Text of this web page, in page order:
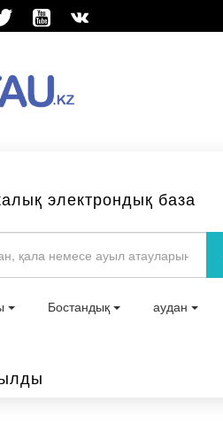
электрондық база
Бостандық
аудан